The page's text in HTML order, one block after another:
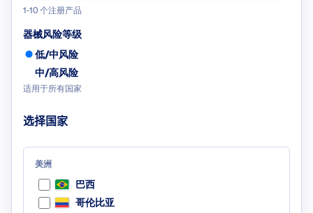
1-10 个注册产品
器械风险等级
低/中风险
中/高风险
适用于所有国家
选择国家
美洲
巴西
哥伦比亚